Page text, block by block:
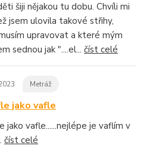
šiji nějakou tu dobu. Chvíli mi
jsem ulovila takové střihy,
upravovat a které mým
sednou jak "....el... číst celé
Metráž
jako vafle
jako vafle......nejlépe je vaflím v
číst celé